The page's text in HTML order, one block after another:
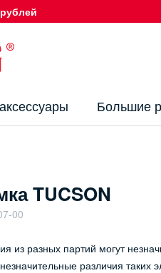
Большие
TUCSON
00
из разных партий могут
различия таких